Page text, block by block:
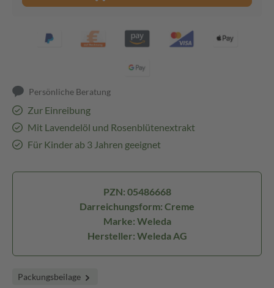
Persönliche Beratung
Zur Einreibung
Mit Lavendelöl und Rosenblütenextrakt
Für Kinder ab 3 Jahren geeignet
PZN: 05486668
Darreichungsform: Creme
Marke: Weleda
Hersteller: Weleda AG
Packungsbeilage